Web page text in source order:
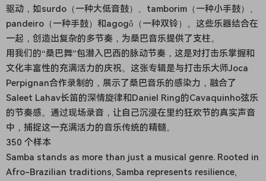
驱动，如surdo（一种大低音鼓）、tamborim（一种小手鼓）、
pandeiro（一种手鼓）和agogô（一种双铃）。这些乐器结合在
一起，创造出复杂的多节奏，为桑巴音乐提供了支柱。
用我们的“桑巴舞”包潜入巴西的脉动节奏，这是对打击乐掌握和
文化丰富性的充满活力的庆祝。这张专辑是与打击乐大师Joca
Perpignan合作录制的，展示了桑巴音乐的感染力，融合了
Saleet Lahav长笛的深情旋律和Daniel Ring的Cavaquinho弦乐
的节奏感。通过现场录音，让自己沉浸在里约狂欢节的真实声音
中，捕捉这一充满活力的音乐传统的精髓。
350 个样本
Samba stands as more than just a musical genre. Rooted in
Afro-Brazilian traditions, Samba represents resilience,